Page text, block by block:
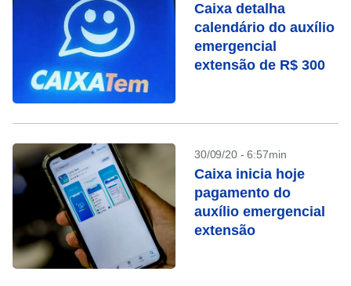
Caixa detalha
calendário do auxílio
emergencial
extensão de R$ 300
30/09/20 - 6:57min
Caixa inicia hoje
pagamento do
auxílio emergencial
extensão